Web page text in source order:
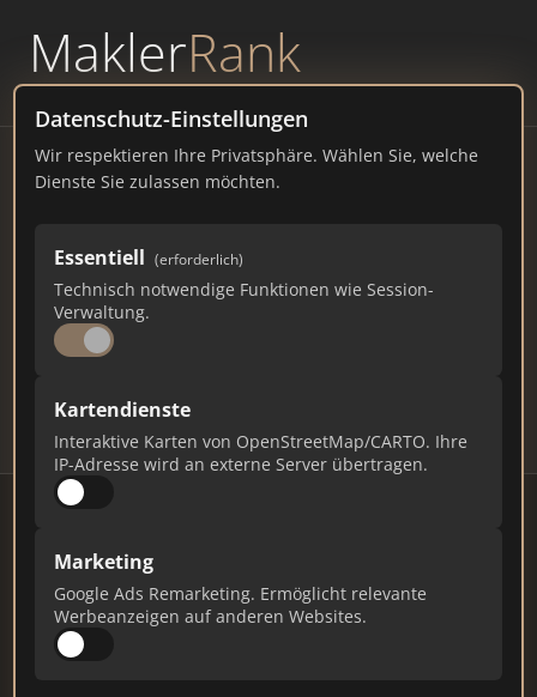
MaklerRank
powered byWAVEPOINT
Datenschutz-Einstellungen
Wir respektieren Ihre Privatsphäre. Wählen Sie, welche
Dienste Sie zulassen möchten.
Essentiell (erforderlich)
Technisch notwendige Funktionen wie Session-
Verwaltung.
Kartendienste
Interaktive Karten von OpenStreetMap/CARTO. Ihre
IP-Adresse wird an externe Server übertragen.
Marketing
Google Ads Remarketing. Ermöglicht relevante
Werbeanzeigen auf anderen Websites.
Immobilienmakler
Kulmbach – Ranking Juli
2026
BAYERN27.592 EINWOHNER
72
Makler Makler-Keywords
Stand: Juli 2026
#